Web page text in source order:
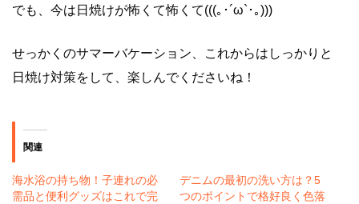
でも、今は日焼けが怖くて怖くて(((｡･´ω`･｡)))
せっかくのサマーバケーション、これからはしっかりと
日焼け対策をして、楽しんでくださいね！
関連
海水浴の持ち物！子連れの必
需品と便利グッズはこれで完
デニムの最初の洗い方は？5
つのポイントで格好良く色落